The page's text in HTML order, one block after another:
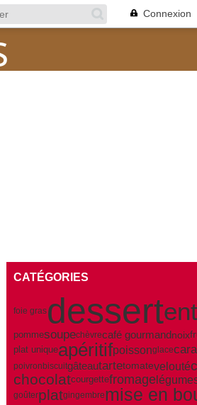
Connexion
CATÉGORIES
foie grasdessert
pommesoupechèvrecafé gourmandnoix
plat uniqueapéritifpoissonglace
poivronbiscuitgâteautartetomatevelouté
chocolatcourgettefromage
goûterplatgingembremise en